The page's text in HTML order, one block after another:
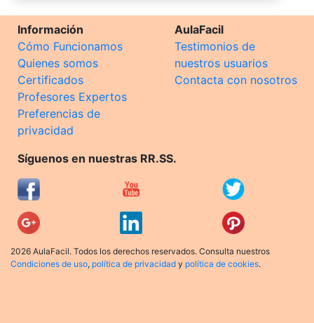
Información
Cómo Funcionamos
Quienes somos
Certificados
Profesores Expertos
Preferencias de
privacidad
AulaFacil
Testimonios de
nuestros usuarios
Contacta con nosotros
Síguenos en nuestras RR.SS.
2026 AulaFacil. Todos los derechos reservados. Consulta nuestros
Condiciones de uso, política de privacidad y política de cookies.